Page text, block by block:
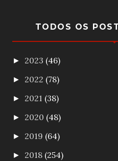
TODOS OS
► 2023 (46)
► 2022 (78)
► 2021 (38)
► 2020 (48)
► 2019 (64)
► 2018 (254)